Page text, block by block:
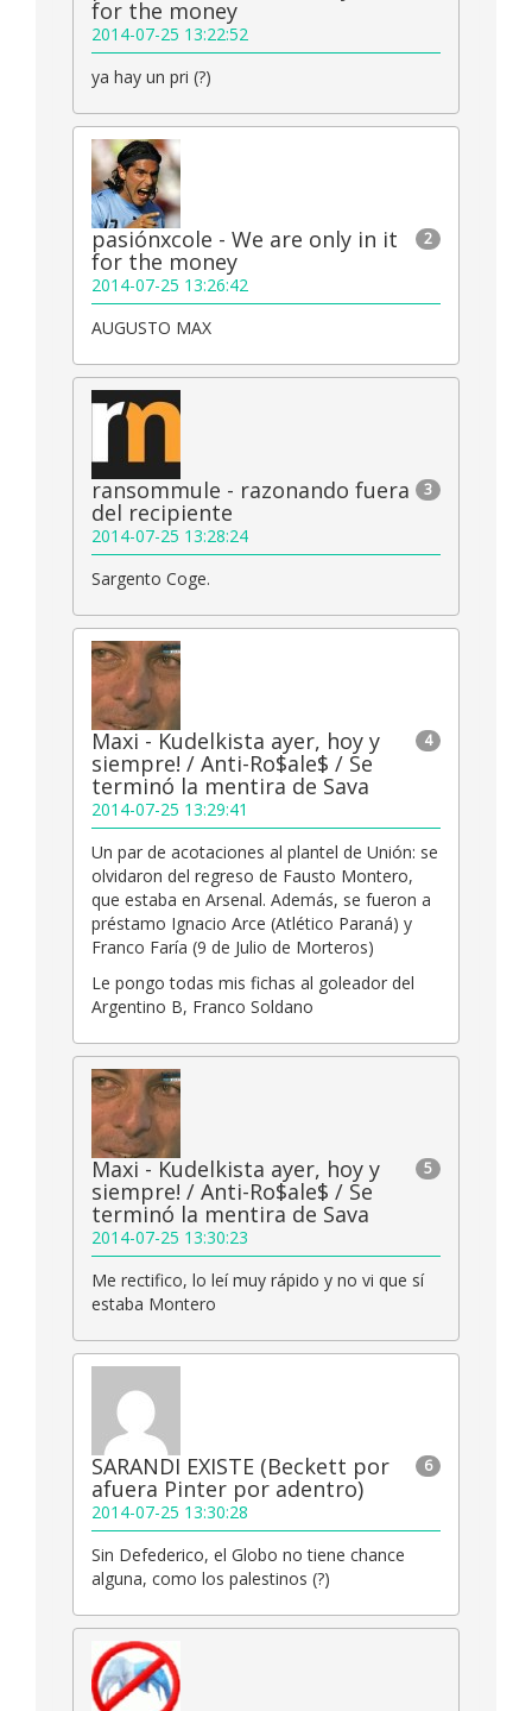
for the money
2014-07-25 13:22:52
ya hay un pri (?)
2
pasiónxcole - We are only in it
for the money
2014-07-25 13:26:42
AUGUSTO MAX
3
ransommule - razonando fuera
del recipiente
2014-07-25 13:28:24
Sargento Coge.
4
Maxi - Kudelkista ayer, hoy y
siempre! / Anti-Ro$ale$ / Se
terminó la mentira de Sava
2014-07-25 13:29:41
Un par de acotaciones al plantel de Unión: se
olvidaron del regreso de Fausto Montero,
que estaba en Arsenal. Además, se fueron a
préstamo Ignacio Arce (Atlético Paraná) y
Franco Faría (9 de Julio de Morteros)
Le pongo todas mis fichas al goleador del
Argentino B, Franco Soldano
5
Maxi - Kudelkista ayer, hoy y
siempre! / Anti-Ro$ale$ / Se
terminó la mentira de Sava
2014-07-25 13:30:23
Me rectifico, lo leí muy rápido y no vi que sí
estaba Montero
6
SARANDI EXISTE (Beckett por
afuera Pinter por adentro)
2014-07-25 13:30:28
Sin Defederico, el Globo no tiene chance
alguna, como los palestinos (?)